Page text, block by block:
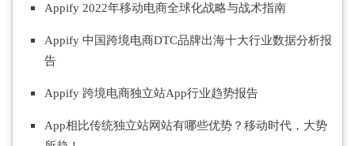
Appify 2022年移动电商全球化战略与战术指南
Appify 中国跨境电商DTC品牌出海十大行业数据分析报
告
Appify 跨境电商独立站App行业趋势报告
App相比传统独立站网站有哪些优势？移动时代，大势